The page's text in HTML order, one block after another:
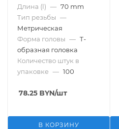
Длина (l) — 70 mm
Тип резьбы —
Метрическая
Форма головы — Т-
образная головка
Количество штук в
упаковке — 100
78.25 BYN/шт
В КОРЗИНУ